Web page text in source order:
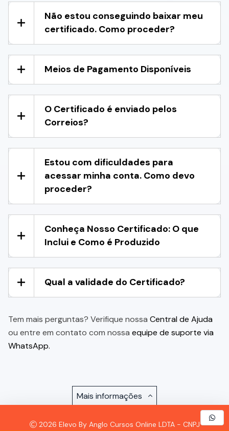
Não estou conseguindo baixar meu
certificado. Como proceder?
Meios de Pagamento Disponíveis
O Certificado é enviado pelos
Correios?
Estou com dificuldades para
acessar minha conta. Como devo
proceder?
Conheça Nosso Certificado: O que
Inclui e Como é Produzido
Qual a validade do Certificado?
Tem mais perguntas? Verifique nossa Central de Ajuda
ou entre em contato com nossa equipe de suporte via
WhatsApp.
Mais informações
2026 Elevo By Anglo Cursos Online LDTA - CNPJ